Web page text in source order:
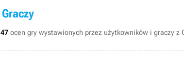
Graczy
47 ocen gry wystawionych przez użytkowników i graczy z